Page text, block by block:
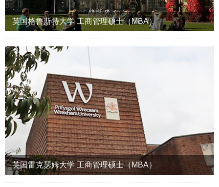
英国格鲁斯特大学 工商管理硕士（MBA）
英国雷克瑟姆大学 工商管理硕士（MBA）